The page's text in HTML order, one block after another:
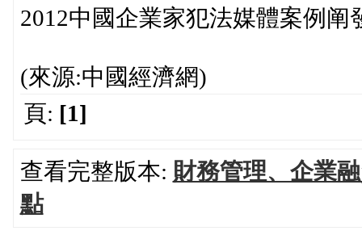
2012中國企業家犯法媒體案例阐
(來源:中國經濟網)
頁: [1]
查看完整版本: 財務管理、企業
點